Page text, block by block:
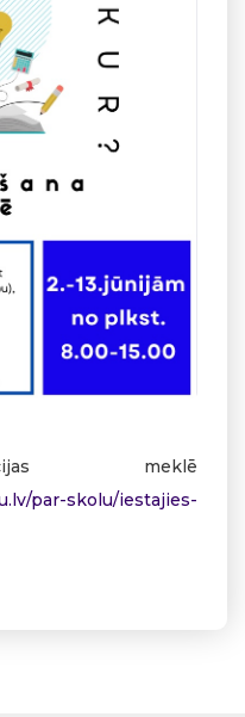
meklē
par-skolu/iestajies-